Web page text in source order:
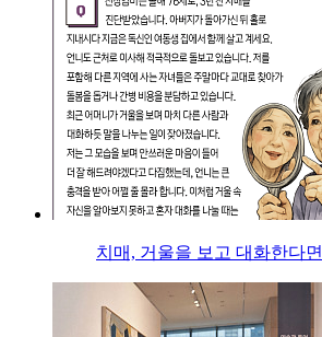
치매, 거울을 보고 대화한다면